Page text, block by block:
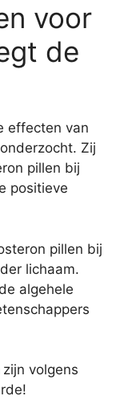
voor
de
effecten van
Zij
pillen bij
positieve
pillen bij
lichaam.
algehele
volgens